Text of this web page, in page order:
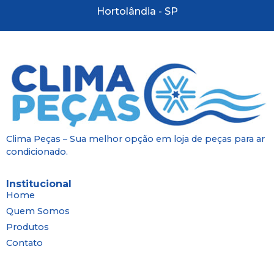
Hortolândia - SP
Clima Peças – Sua melhor opção em loja de peças para ar
condicionado.
Institucional
Home
Quem Somos
Produtos
Contato